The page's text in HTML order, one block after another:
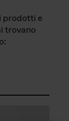
prodotti e
trovano